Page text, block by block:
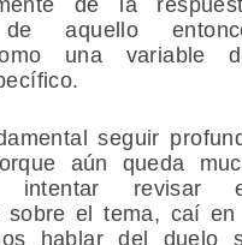
de aquello
una variable
seguir
aún queda
intentar revisar
sobre el tema, caí en
hablar del duelo